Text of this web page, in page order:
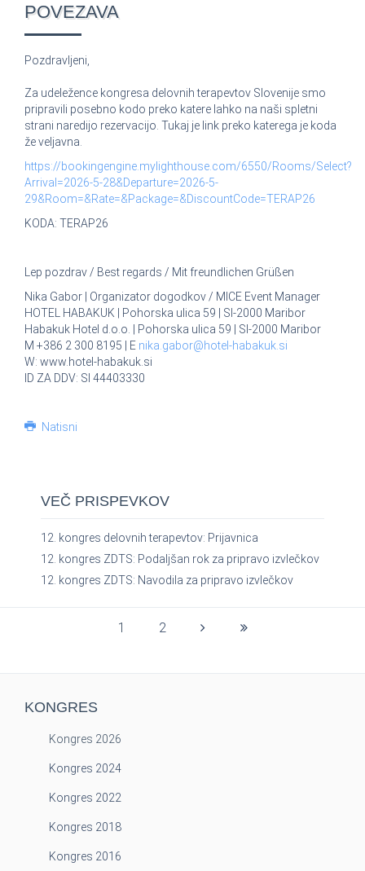
POVEZAVA
Pozdravljeni,
Za udeležence kongresa delovnih terapevtov Slovenije smo
pripravili posebno kodo preko katere lahko na naši spletni
strani naredijo rezervacijo. Tukaj je link preko katerega je koda
že veljavna.
https://bookingengine.mylighthouse.com/6550/Rooms/Select?
Arrival=2026-5-28&Departure=2026-5-
29&Room=&Rate=&Package=&DiscountCode=TERAP26
KODA: TERAP26
Lep pozdrav / Best regards / Mit freundlichen Grüßen
Nika Gabor | Organizator dogodkov / MICE Event Manager
HOTEL HABAKUK | Pohorska ulica 59 | SI-2000 Maribor
Habakuk Hotel d.o.o. | Pohorska ulica 59 | SI-2000 Maribor
M +386 2 300 8195 | E nika.gabor@hotel-habakuk.si
W: www.hotel-habakuk.si
ID ZA DDV: SI 44403330
Natisni
VEČ PRISPEVKOV
12. kongres delovnih terapevtov: Prijavnica
12. kongres ZDTS: Podaljšan rok za pripravo izvlečkov
12. kongres ZDTS: Navodila za pripravo izvlečkov
1 2
KONGRES
Kongres 2026
Kongres 2024
Kongres 2022
Kongres 2018
Kongres 2016